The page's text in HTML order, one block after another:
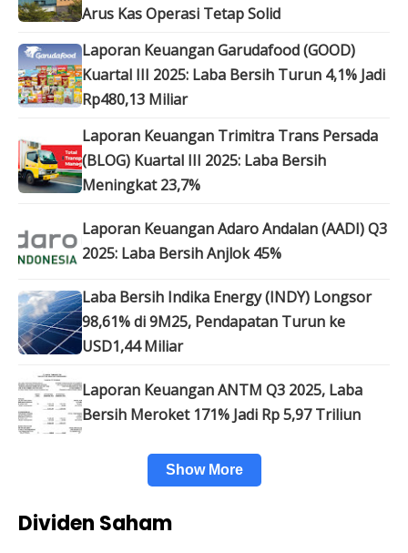
Arus Kas Operasi Tetap Solid
Laporan Keuangan Garudafood (GOOD)
Kuartal III 2025: Laba Bersih Turun 4,1% Jadi
Rp480,13 Miliar
Laporan Keuangan Trimitra Trans Persada
(BLOG) Kuartal III 2025: Laba Bersih
Meningkat 23,7%
Laporan Keuangan Adaro Andalan (AADI) Q3
2025: Laba Bersih Anjlok 45%
Laba Bersih Indika Energy (INDY) Longsor
98,61% di 9M25, Pendapatan Turun ke
USD1,44 Miliar
Laporan Keuangan ANTM Q3 2025, Laba
Bersih Meroket 171% Jadi Rp 5,97 Triliun
Show More
Dividen Saham